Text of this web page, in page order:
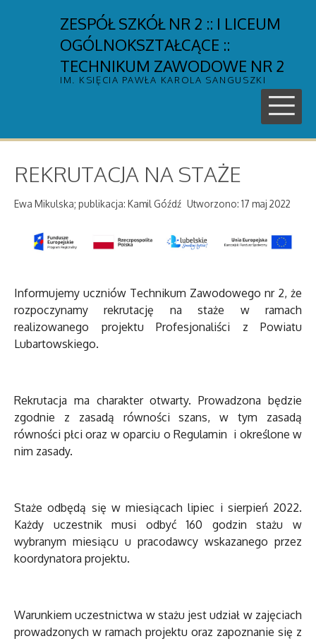
ZESPÓŁ SZKÓŁ NR 2 :: I LICEUM
OGÓLNOKSZTAŁCĄCE ::
TECHNIKUM ZAWODOWE NR 2
IM. KSIĘCIA PAWŁA KAROLA SANGUSZKI
REKRUTACJA NA STAŻE
Ewa Mikulska; publikacja: Kamil Góźdź Utworzono: 17 maj 2022
Informujemy uczniów Technikum Zawodowego nr 2, że
rozpoczynamy rekrutację na staże w ramach
realizowanego projektu Profesjonaliści z Powiatu
Lubartowskiego.
Rekrutacja ma charakter otwarty. Prowadzona będzie
zgodnie z zasadą równości szans, w tym zasadą
równości płci oraz w oparciu o Regulamin i określone w
nim zasady.
Staże odbędą się w miesiącach lipiec i sierpień 2022.
Każdy uczestnik musi odbyć 160 godzin stażu w
wybranym miesiącu u pracodawcy wskazanego przez
koordynatora projektu.
Warunkiem uczestnictwa w stażu jest udział w zajęciach
prowadzonych w ramach projektu oraz zapoznanie się z